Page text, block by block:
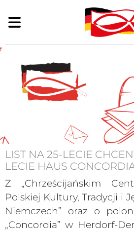
LIST NA 25-LECIE
LECIE HAUS
Z „Chrześcijańskim
Polskiej Kultury, Tradycji i
Niemczech” oraz o
„Concordia” w Herdorf-